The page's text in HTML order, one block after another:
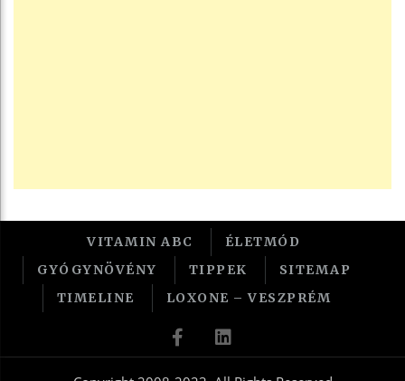
VITAMIN ABC
ÉLETMÓD
GYÓGYNÖVÉNY
TIPPEK
SITEMAP
TIMELINE
LOXONE – VESZPRÉM